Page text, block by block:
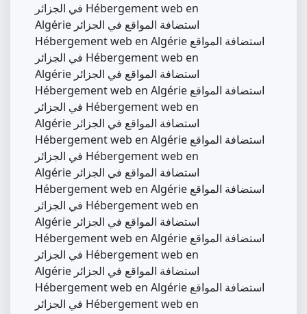
في الجزائر Hébergement web en
Algérie استضافة المواقع في الجزائر
Hébergement web en Algérie استضافة المواقع
في الجزائر Hébergement web en
Algérie استضافة المواقع في الجزائر
Hébergement web en Algérie استضافة المواقع
في الجزائر Hébergement web en
Algérie استضافة المواقع في الجزائر
Hébergement web en Algérie استضافة المواقع
في الجزائر Hébergement web en
Algérie استضافة المواقع في الجزائر
Hébergement web en Algérie استضافة المواقع
في الجزائر Hébergement web en
Algérie استضافة المواقع في الجزائر
Hébergement web en Algérie استضافة المواقع
في الجزائر Hébergement web en
Algérie استضافة المواقع في الجزائر
Hébergement web en Algérie استضافة المواقع
في الجزائر Hébergement web en